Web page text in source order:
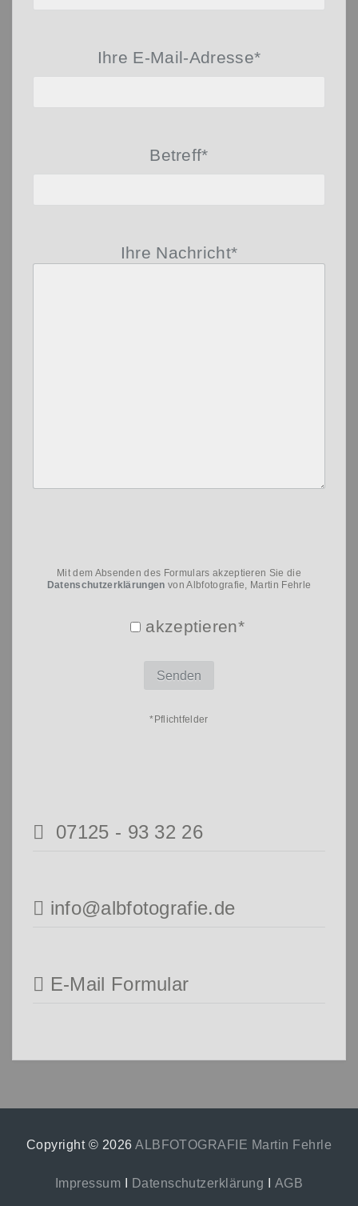
Ihre E-Mail-Adresse*
Betreff*
Ihre Nachricht*
Mit dem Absenden des Formulars akzeptieren Sie die
Datenschutzerklärungen von Albfotografie, Martin Fehrle
akzeptieren*
*Pflichtfelder
07125 - 93 32 26
info@albfotografie.de
E-Mail Formular
Copyright © 2026ALBFOTOGRAFIE Martin Fehrle
Impressum Datenschutzerklärung AGB